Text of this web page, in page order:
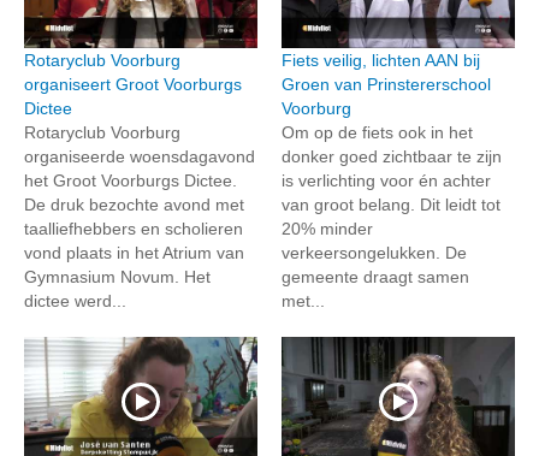
Rotaryclub Voorburg
organiseert Groot Voorburgs
Dictee
Rotaryclub Voorburg
organiseerde woensdagavond
het Groot Voorburgs Dictee.
De druk bezochte avond met
taalliefhebbers en scholieren
vond plaats in het Atrium van
Gymnasium Novum. Het
dictee werd...
Fiets veilig, lichten AAN bij
Groen van Prinstererschool
Voorburg
Om op de fiets ook in het
donker goed zichtbaar te zijn
is verlichting voor én achter
van groot belang. Dit leidt tot
20% minder
verkeersongelukken. De
gemeente draagt samen
met...